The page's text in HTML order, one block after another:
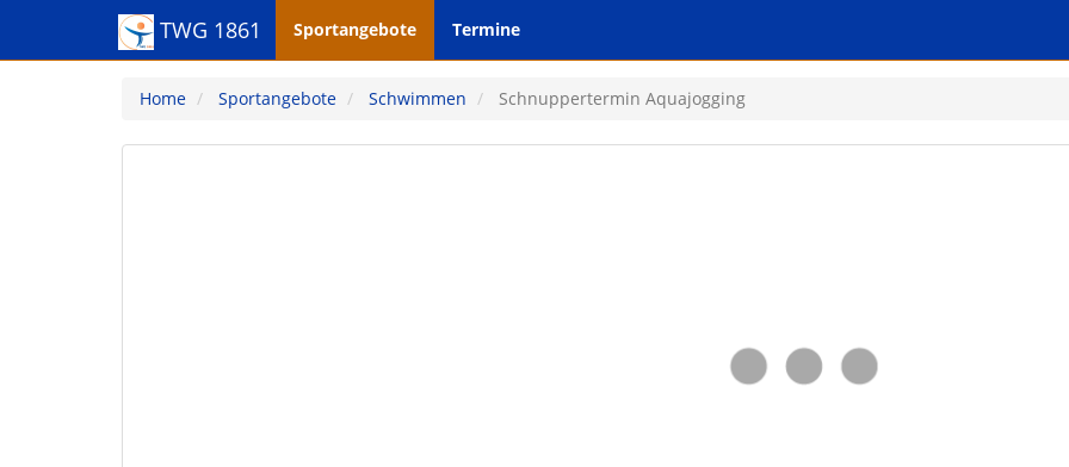
TWG 1861 Sportangebote Termine
Home Sportangebote Schwimmen Schnuppertermin Aquajogging